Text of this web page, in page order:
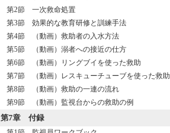
第2節 一次救命処置
第3節 効果的な教育研修と訓練手法
第4節 （動画）救助者の入水方法
第5節 （動画）溺者への接近の仕方
第6節 （動画）リングブイを使った救助
第7節 （動画）レスキューチューブを使った救助
第8節 （動画）救助の一連の流れ
第9節 （動画）監視台からの救助の例
第7章 付録